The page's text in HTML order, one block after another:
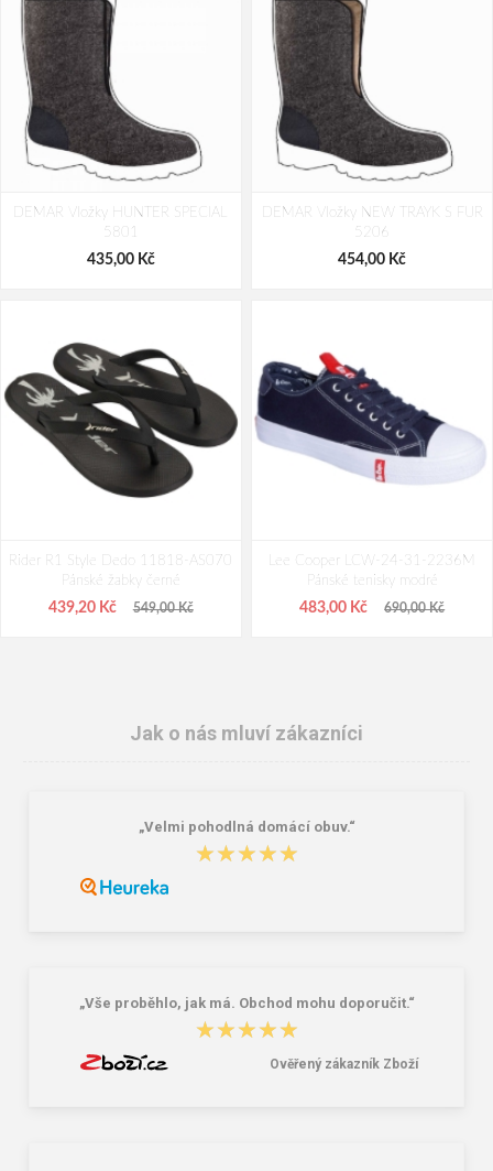
1 649,00 Kč 1 489,00 Kč
DEMAR Vložky HUNTER SPECIAL
5801
435,00 Kč
DEMAR Vložky NEW TRAYK S FUR
5206
454,00 Kč
Rider R1 Style Dedo 11818-AS070
Pánské žabky černé
439,20 Kč 549,00 Kč
Lee Cooper LCW-24-31-2236M
Pánské tenisky modré
483,00 Kč 690,00 Kč
Jak o nás mluví zákazníci
„Velmi pohodlná domácí obuv.“
★★★★★
★★★★★
„Vše proběhlo, jak má. Obchod mohu doporučit.“
★★★★★
★★★★★
Ověřený zákazník Zboží